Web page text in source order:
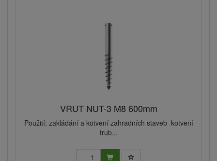
VRUT NUT-3 M8 600mm
Použití: zakládání a kotvení zahradních staveb kotvení
trub...